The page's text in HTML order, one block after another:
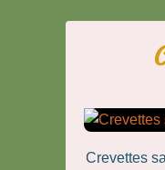
Crevettes